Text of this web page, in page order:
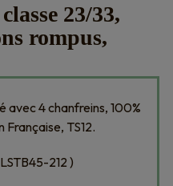
23/33,
rompus,
avec 4 chanfreins, 100%
TS12.
212 )